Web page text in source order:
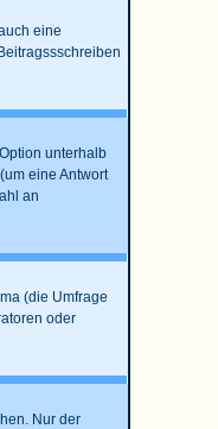
eine
unterhalb
eine Antwort
an
(die Umfrage
oder
Nur der